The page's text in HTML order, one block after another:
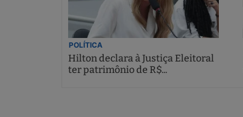
POLÍTICA
Hilton declara à Justiça Eleitoral
ter patrimônio de R$...